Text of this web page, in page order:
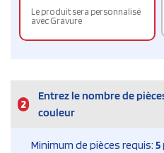
Le produit sera personnalisé
avec Gravure
2
Entrez le nombre de
couleur
Minimum de pièces requis: 5